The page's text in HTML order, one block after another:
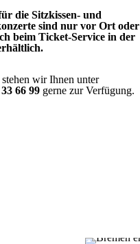
die Sitzkissen- und
sind nur vor Ort oder
beim Ticket-Service in der
wir Ihnen unter
66 99 gerne zur Verfügung.